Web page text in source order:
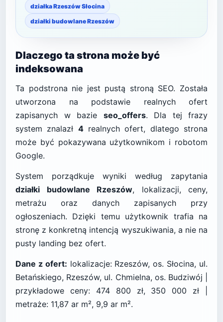
działka Rzeszów Słocina
działki budowlane Rzeszów
Dlaczego ta strona może być
indeksowana
Ta podstrona nie jest pustą stroną SEO. Została
utworzona na podstawie realnych ofert
zapisanych w bazie seo_offers. Dla tej frazy
system znalazł 4realnych ofert, dlatego strona
może być pokazywana użytkownikom i robotom
Google.
System porządkuje wyniki według zapytania
działki budowlane Rzeszów, lokalizacji, ceny,
metrażu oraz danych zapisanych przy
ogłoszeniach. Dzięki temu użytkownik trafia na
stronę z konkretną intencją wyszukiwania, a nie na
pusty landing bez ofert.
Dane z ofert: lokalizacje: Rzeszów, os. Słocina, ul.
Betańskiego, Rzeszów, ul. Chmielna, os. Budziwój |
przykładowe ceny: 474 800 zł, 350 000 zł |
metraże: 11,87 ar m², 9,9 ar m².